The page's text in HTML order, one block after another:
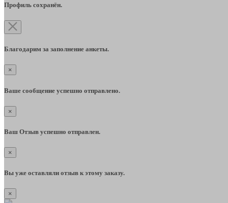
Профиль сохранён.
Благодарим за заполнение анкеты.
×
Ваше сообщение успешно отправлено.
×
Ваш Отзыв успешно отправлен.
×
Вы уже оставляли отзыв к этому заказу.
×